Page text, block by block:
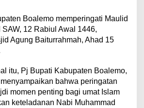
Boalemo memperingati Maulid
12 Rabiul Awal 1446,
Agung Baiturrahmah, Ahad 15
itu, Pj Bupati Kabupaten Boalemo,
bahwa peringatan
momen penting bagi umat Islam
keteladanan Nabi Muhammad